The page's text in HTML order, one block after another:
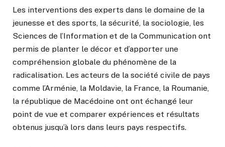
Les interventions des experts dans le domaine de la
jeunesse et des sports, la sécurité, la sociologie, les
Sciences de l’Information et de la Communication ont
permis de planter le décor et d’apporter une
compréhension globale du phénomène de la
radicalisation. Les acteurs de la société civile de pays
comme l’Arménie, la Moldavie, la France, la Roumanie,
la république de Macédoine ont ont échangé leur
point de vue et comparer expériences et résultats
obtenus jusqu’à lors dans leurs pays respectifs.